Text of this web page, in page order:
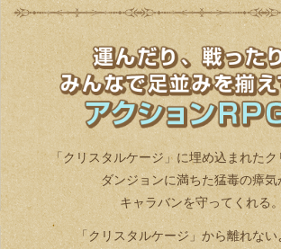
「クリスタルケージ」に埋め込まれたク
ダンジョンに満ちた猛毒の瘴気
キャラバンを守ってくれる
「クリスタルケージ」から離れない